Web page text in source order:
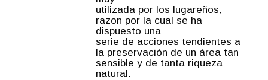
utilizada por los lugareños,
razon por la cual se ha
dispuesto una
serie de acciones tendientes a
la preservación de un área tan
sensible y de tanta riqueza
natural.